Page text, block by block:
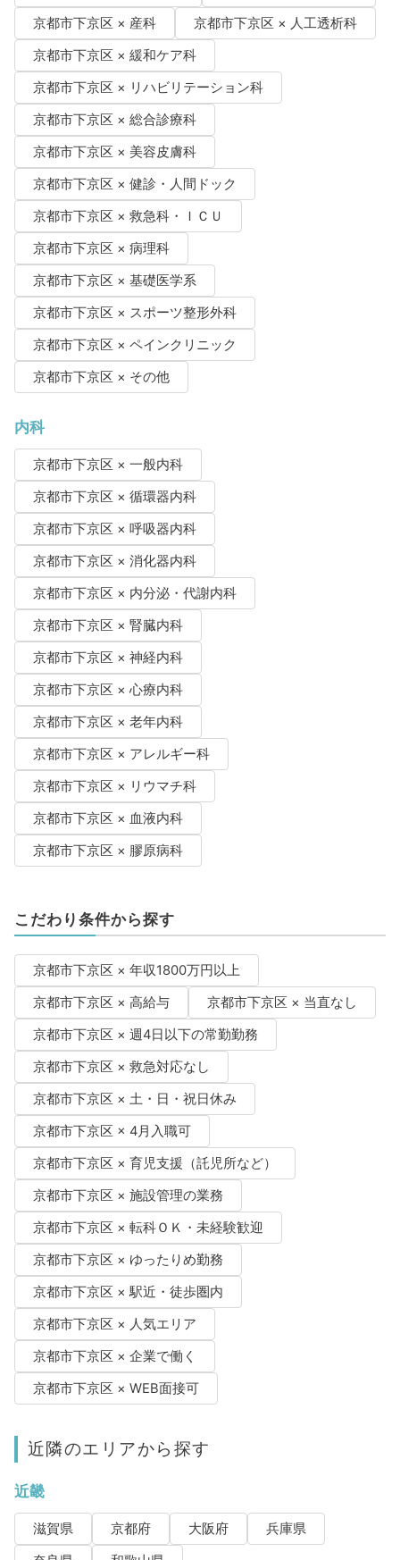
京都市下京区 × 産科
京都市下京区 × 人工透析科
京都市下京区 × 緩和ケア科
京都市下京区 × リハビリテーション科
京都市下京区 × 総合診療科
京都市下京区 × 美容皮膚科
京都市下京区 × 健診・人間ドック
京都市下京区 × 救急科・ＩＣＵ
京都市下京区 × 病理科
京都市下京区 × 基礎医学系
京都市下京区 × スポーツ整形外科
京都市下京区 × ペインクリニック
京都市下京区 × その他
内科
京都市下京区 × 一般内科
京都市下京区 × 循環器内科
京都市下京区 × 呼吸器内科
京都市下京区 × 消化器内科
京都市下京区 × 内分泌・代謝内科
京都市下京区 × 腎臓内科
京都市下京区 × 神経内科
京都市下京区 × 心療内科
京都市下京区 × 老年内科
京都市下京区 × アレルギー科
京都市下京区 × リウマチ科
京都市下京区 × 血液内科
京都市下京区 × 膠原病科
こだわり条件から探す
京都市下京区 × 年収1800万円以上
京都市下京区 × 高給与
京都市下京区 × 当直なし
京都市下京区 × 週4日以下の常勤勤務
京都市下京区 × 救急対応なし
京都市下京区 × 土・日・祝日休み
京都市下京区 × 4月入職可
京都市下京区 × 育児支援（託児所など）
京都市下京区 × 施設管理の業務
京都市下京区 × 転科ＯＫ・未経験歓迎
京都市下京区 × ゆったりめ勤務
京都市下京区 × 駅近・徒歩圏内
京都市下京区 × 人気エリア
京都市下京区 × 企業で働く
京都市下京区 × WEB面接可
近隣のエリアから探す
近畿
滋賀県 京都府 大阪府
兵庫県